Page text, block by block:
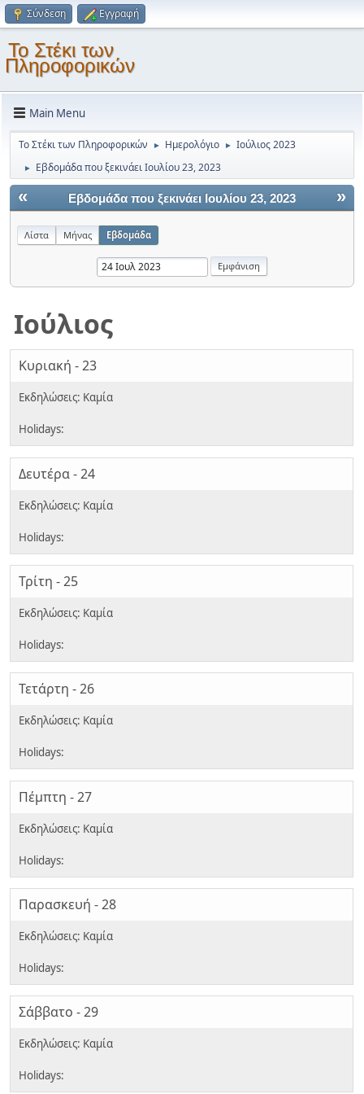
Σύνδεση Εγγραφή
Το Στέκι των
Πληροφορικών
Main Menu
Το Στέκι των Πληροφορικών ► Ημερολόγιο ► Ιούλιος 2023
► Εβδομάδα που ξεκινάει Ιουλίου 23, 2023
« »
Εβδομάδα που ξεκινάει Ιουλίου 23, 2023
Λίστα Μήνας Εβδομάδα
Ιούλιος
Κυριακή - 23
Δευτέρα - 24
Τρίτη - 25
Τετάρτη - 26
Πέμπτη - 27
Παρασκευή - 28
Σάββατο - 29